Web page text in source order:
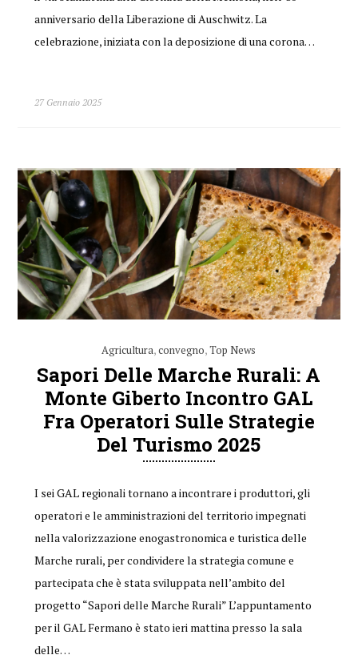
anniversario della Liberazione di Auschwitz. La
celebrazione, iniziata con la deposizione di una corona…
27 Gennaio 2025
Agricultura,convegno,Top News
Sapori Delle Marche Rurali: A
Monte Giberto Incontro GAL
Fra Operatori Sulle Strategie
Del Turismo 2025
I sei GAL regionali tornano a incontrare i produttori, gli
operatori e le amministrazioni del territorio impegnati
nella valorizzazione enogastronomica e turistica delle
Marche rurali, per condividere la strategia comune e
partecipata che è stata sviluppata nell’ambito del
progetto “Sapori delle Marche Rurali” L’appuntamento
per il GAL Fermano è stato ieri mattina presso la sala
delle…